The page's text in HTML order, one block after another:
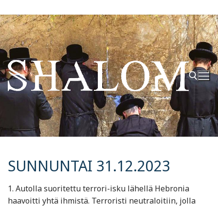
Hyppää
sisältöön
Hae:
SUNNUNTAI 31.12.2023
1. Autolla suoritettu terrori-isku lähellä Hebronia
haavoitti yhtä ihmistä. Terroristi neutraloitiin, jolla